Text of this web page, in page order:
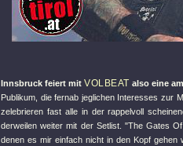
Innsbruck feiert mitVOLBEAT also eine
Publikum, die fernab jeglichen Interesses zur
zelebrieren fast alle in der rappelvoll
derweilen weiter mit der Setlist. "The Gates
denen es mir einfach nicht in den Kopf gehen